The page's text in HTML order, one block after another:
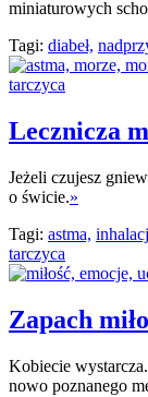
miniaturowych
Tagi: diabeł,
Lecznicza
Jeżeli czujesz
o świcie.»
Tagi: astma,
tarczyca
Zapach
Kobiecie
nowo poznanego